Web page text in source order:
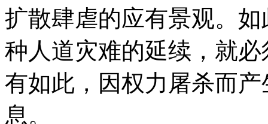
扩散肆虐的应有景观。
种人道灾难的延续，就
有如此，因权力屠杀而
息。